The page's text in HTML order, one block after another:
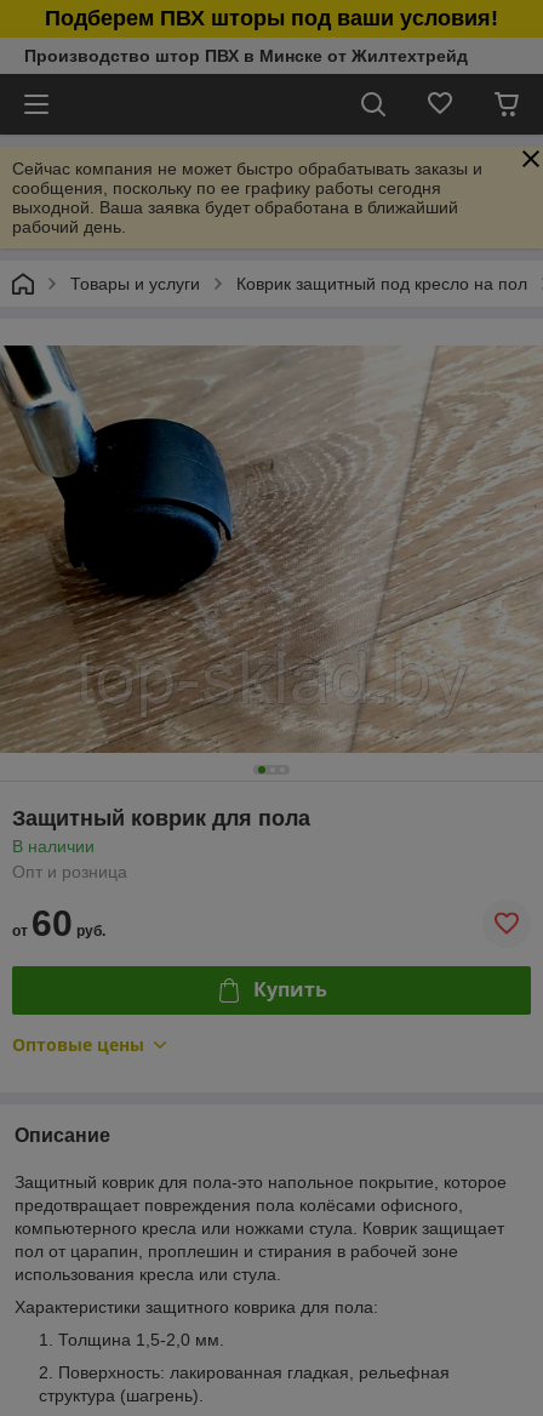
Подберем ПВХ шторы под ваши условия!
Производство штор ПВХ в Минске от Жилтехтрейд
Сейчас компания не может быстро обрабатывать заказы и
сообщения, поскольку по ее графику работы сегодня
выходной. Ваша заявка будет обработана в ближайший
рабочий день.
Товары и услуги Коврик защитный под кресло на пол
Защитный коврик для пола
В наличии
Опт и розница
от 60 руб.
Купить
Оптовые цены
Описание
Защитный коврик для пола-это напольное покрытие, которое
предотвращает повреждения пола колёсами офисного,
компьютерного кресла или ножками стула. Коврик защищает
пол от царапин, проплешин и стирания в рабочей зоне
использования кресла или стула.
Характеристики защитного коврика для пола:
Толщина 1,5-2,0 мм.
Поверхность: лакированная гладкая, рельефная
структура (шагрень).